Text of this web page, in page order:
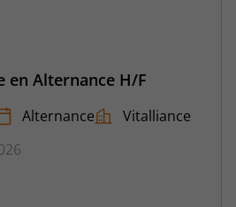
en Alternance H/F
Alternance
Vitalliance